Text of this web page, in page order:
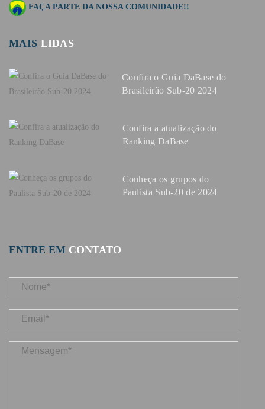
FAÇA PARTE DA NOSSA COMUNIDADE!!
MAIS LIDAS
Confira o Guia DaBase do
Brasileirão Sub-20 2024
Confira a atualização do
Ranking DaBase
Conheça os grupos do
Paulista Sub-20 de 2024
ENTRE EM CONTATO